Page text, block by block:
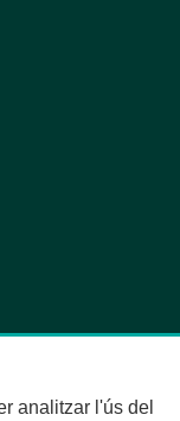
analitzar l'ús del